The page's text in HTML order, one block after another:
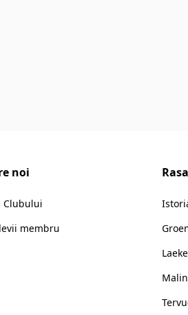
noi
Clubului
membru
Rasa